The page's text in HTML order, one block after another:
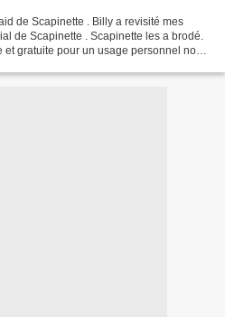
de Scapinette . Billy a revisité mes
de Scapinette . Scapinette les a brodé.
gratuite pour un usage personnel non